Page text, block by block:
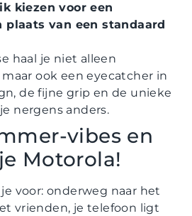
kiezen voor een
plaats van een standaard
haal je niet alleen
ook een eyecatcher in
de fijne grip en de unieke
nergens anders.
vibes en
Motorola!
voor: onderweg naar het
vrienden, je telefoon ligt